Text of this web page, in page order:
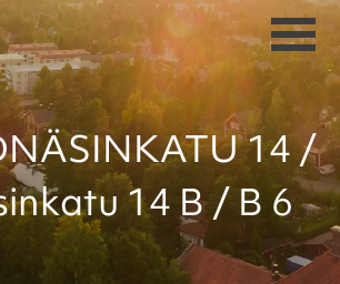
14 /
14 B / B 6